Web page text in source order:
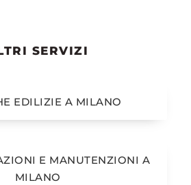
SERVIZI
EDILIZIE A MILANO
E MANUTENZIONI A
MILANO